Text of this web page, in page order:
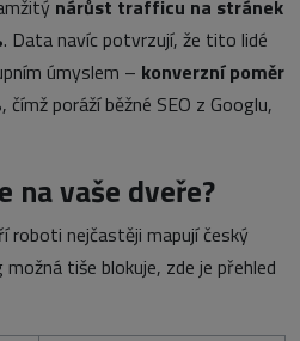
nárůst trafficu na stránek
. Data navíc potvrzují, že tito lidé
úmyslem – konverzní poměr
, čímž poráží běžné SEO z Googlu,
na vaše dveře?
nejčastěji mapují český
tiše blokuje, zde je přehled